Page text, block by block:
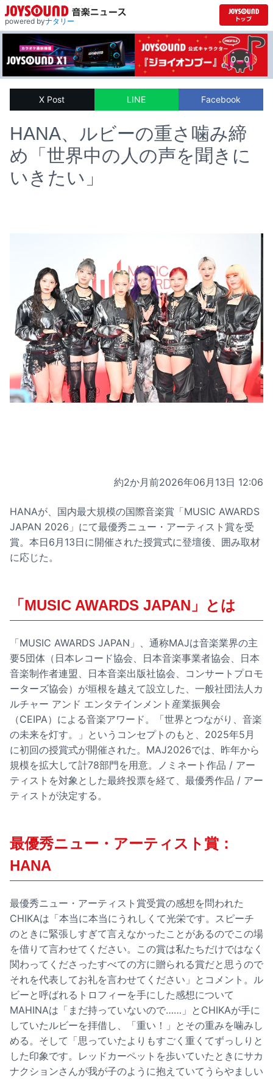
powered byナタリー
X Post LINE Facebook
HANA、ルビーの重さ噛み締
め「世界中の人の声を聞きに
いきたい」
約2か月前2026年06月13日 12:06
HANAが、国内最大規模の国際音楽賞「MUSIC AWARDS
JAPAN 2026」にて最優秀ニュー・アーティスト賞を受
賞。本日6月13日に開催された授賞式に登壇後、囲み取材
に応じた。
「MUSIC AWARDS JAPAN」とは
「MUSIC AWARDS JAPAN」、通称MAJは音楽業界の主
要5団体（日本レコード協会、日本音楽事業者協会、日本
音楽制作者連盟、日本音楽出版社協会、コンサートプロモ
ーターズ協会）が垣根を越えて設立した、一般社団法⼈カ
ルチャー アンド エンタテインメント産業振興会
（CEIPA）による音楽アワード。「世界とつながり、音楽
の未来を灯す。」というコンセプトのもと、2025年5月
に初回の授賞式が開催された。MAJ2026では、昨年から
規模を拡大して計78部門を用意。ノミネート作品 / アー
ティストを対象とした最終投票を経て、最優秀作品 / アー
ティストが決定する。
最優秀ニュー・アーティスト賞：
HANA
最優秀ニュー・アーティスト賞受賞の感想を問われた
CHIKAは「本当に本当にうれしくて光栄です。スピーチ
のときに緊張しすぎて言えなかったことがあるのでこの場
を借りて言わせてください。この賞は私たちだけではなく
関わってくださったすべての方に贈られる賞だと思うので
それを代表してお礼を言わせてください」とコメント。ル
ビーと呼ばれるトロフィーを手にした感想について
MAHINAは「まだ持っていないので……」とCHIKAが手に
していたルビーを拝借し、「重い！」とその重みを噛みし
める。そして「思っていたよりもすごく重くてずっしりと
した印象です。レッドカーペットを歩いていたときにサカ
ナクションさんが我が子のように抱えていてうらやましい